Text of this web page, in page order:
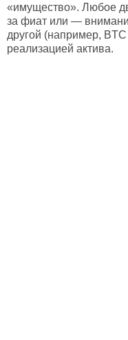
«имущество». Любое
за фиат или —
другой (например,
реализацией актива.